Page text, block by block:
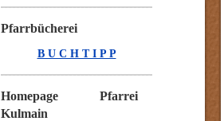
Pfarrbücherei
B U C H T I P P
Homepage Pfarrei
Kulmain